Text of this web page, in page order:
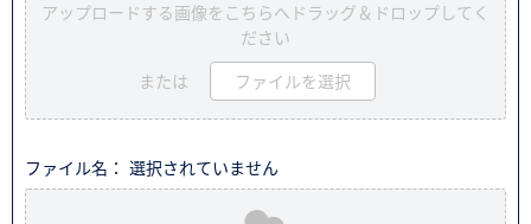
アップロードする画像をこちらへドラッグ＆ドロップしてく
ださい
または ファイルを選択
ファイル名： 選択されていません